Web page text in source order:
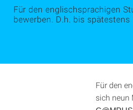
Für den englischsprachigen
bewerben. D.h. bis
Für den
sich neun